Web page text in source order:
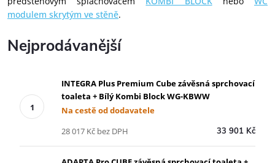
modulem skrytým ve stěně.
Nejprodávanější
INTEGRA Plus Premium Cube závěsná sprchovací
toaleta + Bílý Kombi Block WG-KBWW
Na cestě od dodavatele
33 901 Kč
28 017 Kč bez DPH